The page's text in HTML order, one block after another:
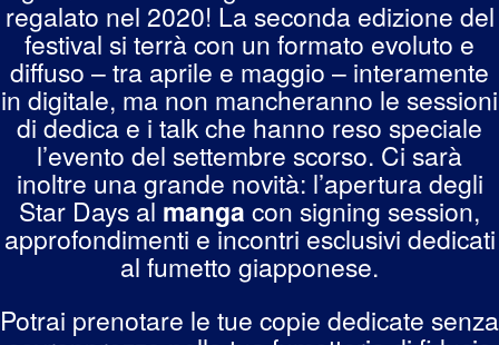
IL COSMONAUTA
CARMAGNOLA (TO)
CARPI COMICS
CARPI (MO)
NANOLANDIA SAS
CARPI (MO)
IL SIGNORE DEI FUMETTI
CARRARA (MS)
regalato nel 2020! La seconda edizione del
festival si terrà con un formato evoluto e
diffuso – tra aprile e maggio – interamente
in digitale, ma non mancheranno le sessioni
di dedica e i talk che hanno reso speciale
l’evento del settembre scorso. Ci sarà
inoltre una grande novità: l’apertura degli
Star Days al manga con signing session,
approfondimenti e incontri esclusivi dedicati
al fumetto giapponese.
Potrai prenotare le tue copie dedicate senza